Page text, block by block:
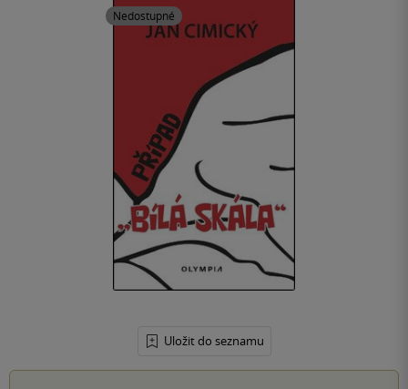
Nedostupné
Uložit do seznamu